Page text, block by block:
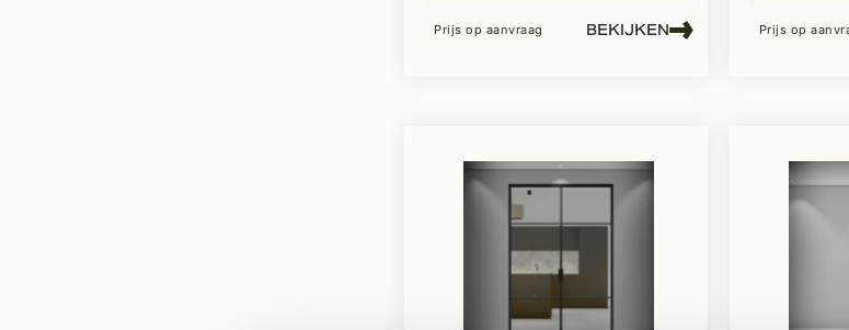
Prijs op aanvraag BEKIJKEN Prijs op